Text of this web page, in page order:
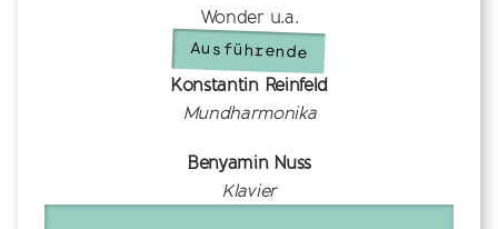
Wonder u.a.
Ausführende
Konstantin Reinfeld
Mundharmonika
Benyamin Nuss
Klavier